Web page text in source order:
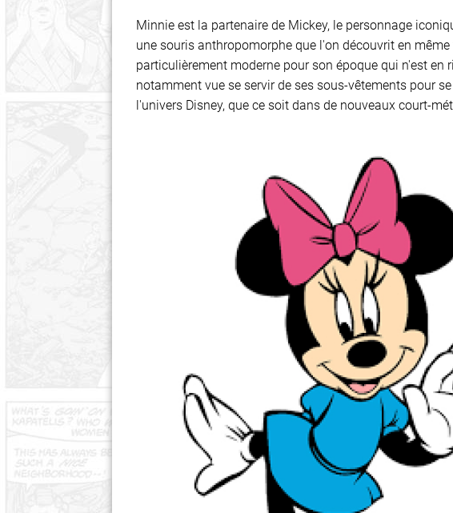
Minnie est la partenaire de Mickey, le personnage
une souris anthropomorphe que l'on découvrit en
particulièrement moderne pour son époque qui n'est
notamment vue se servir de ses sous-vêtements pour
l'univers Disney, que ce soit dans de nouveaux court-